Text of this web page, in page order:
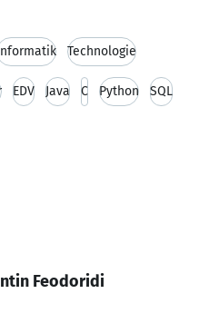
Technologie
EDV Java C Python SQL
Feodoridi